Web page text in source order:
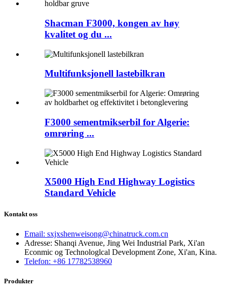
Shacman F3000, kongen av høy
kvalitet og du ...
Multifunksjonell lastebilkran
F3000 sementmikserbil for Algerie:
omrøring ...
X5000 High End Highway Logistics
Standard Vehicle
Kontakt oss
Email: sxjxshenweisong@chinatruck.com.cn
Adresse: Shanqi Avenue, Jing Wei Industrial Park, Xi'an
Econmic og Technologlcal Development Zone, Xi'an, Kina.
Telefon: +86 17782538960
Produkter